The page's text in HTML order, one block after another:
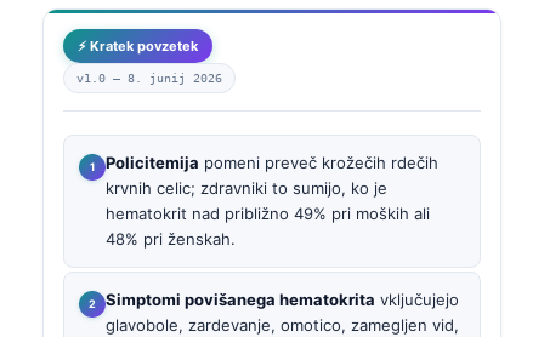
⚡ Kratek povzetek
v1.0 — 8. junij 2026
Policitemija pomeni preveč krožečih rdečih
krvnih celic; zdravniki to sumijo, ko je
hematokrit nad približno 49% pri moških ali
48% pri ženskah.
Simptomi povišanega hematokrita vključujejo
glavobole, zardevanje, omotico, zamegljen vid,